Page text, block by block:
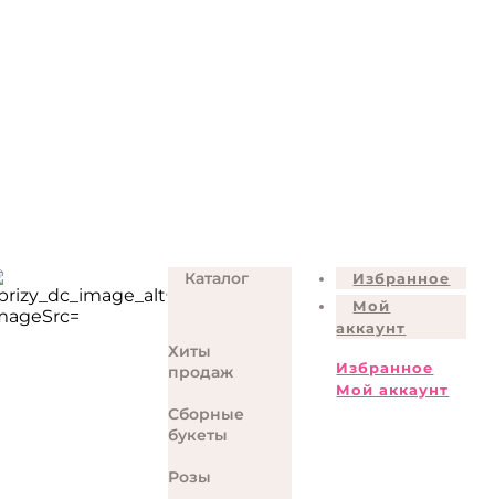
Каталог
Хиты
продаж
Сборные
букеты
Розы
Избранное
Мой
аккаунт
Избранное
Мой аккаунт